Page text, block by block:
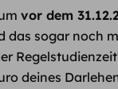
vor dem
das sogar noch
deines